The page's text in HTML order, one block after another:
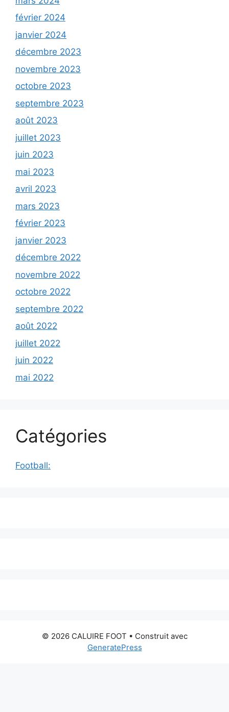
février 2024
janvier 2024
décembre 2023
novembre 2023
octobre 2023
septembre 2023
août 2023
juillet 2023
juin 2023
mai 2023
avril 2023
mars 2023
février 2023
janvier 2023
décembre 2022
novembre 2022
octobre 2022
septembre 2022
août 2022
juillet 2022
juin 2022
mai 2022
Catégories
Football:
© 2026 CALUIRE FOOT • Construit avec
GeneratePress